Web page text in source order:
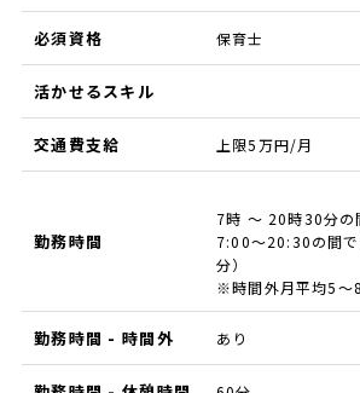
必須資格 保育士
活かせるスキル
交通費支給 上限5万円/月
勤務時間
7時 ～ 20時30分の
7:00～20:30の間
分）
※時間外月平均5～
勤務時間 - 時間外 あり